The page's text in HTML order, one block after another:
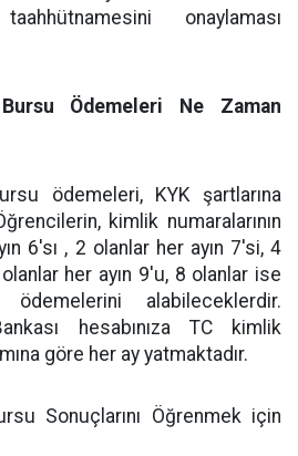
onaylaması
Ödemeleri Ne Zaman
ödemeleri, KYK şartlarına
kimlik numaralarının
6'sı , 2 olanlar her ayın 7'si, 4
her ayın 9'u, 8 olanlar ise
alabileceklerdir.
hesabınıza TC kimlik
göre her ay yatmaktadır.
Sonuçlarını Öğrenmek için